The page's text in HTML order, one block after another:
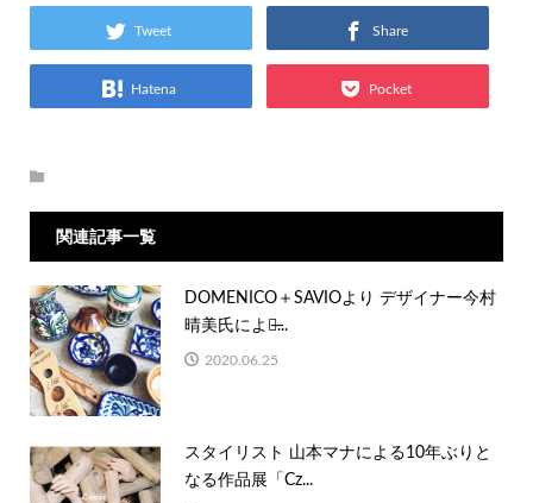
Tweet Share
Hatena Pocket
関連記事一覧
DOMENICO＋SAVIOより デザイナー今村
晴美氏による̶...
2020.06.25
スタイリスト 山本マナによる10年ぶりと
なる作品展「Cz...